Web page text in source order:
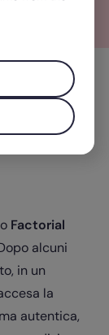
Factorial
alcuni
in un
la
autentica,